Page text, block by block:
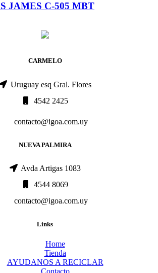
JAMES C-505 MBT
CARMELO
Uruguay esq Gral. Flores
4542 2425
contacto@igoa.com.uy
NUEVA PALMIRA
Avda Artigas 1083
4544 8069
contacto@igoa.com.uy
Links
Home
Tienda
AYUDANOS A RECICLAR